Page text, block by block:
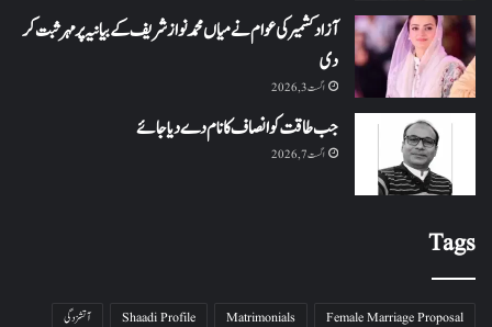
آزاد کشمیر کی عوام نے میاں محمد نواز شریف کے بیانیہ پر مہر ثبت کر
دی
اگست 3, 2026
جب طاقت کو انصاف کا نام دے دیا جائے
اگست 7, 2026
Tags
Female Marriage Proposal
Matrimonials
Shaadi Profile
آتشزدگی